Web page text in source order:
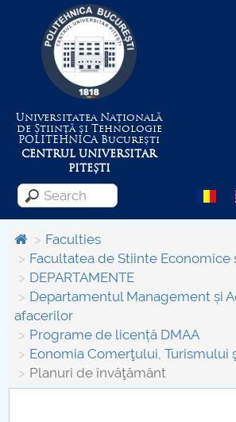
Universitatea Națională
de Știință și Tehnologie
POLITEHNICABucurești
CENTRUL UNIVERSITAR
PITEȘTI
Menu
About the University
Centrul de Management al
Board of Administration
Faculties
Facultatea de Stiinte Economice
DEPARTAMENTE
Departamentul Management și
afacerilor
Programe de licență DMAA
Eonomia Comerţului, Turismului
Planuri de învăţământ